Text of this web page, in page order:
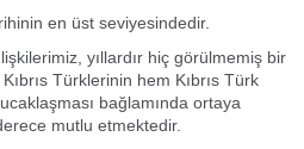
en üst seviyesindedir.
yıllardır hiç görülmemiş bir
Türklerinin hem Kıbrıs Türk
bağlamında ortaya
mutlu etmektedir.